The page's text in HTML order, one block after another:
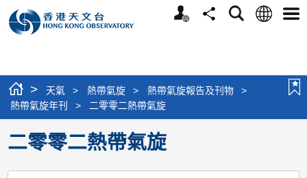
個
分
搜
語
選
> 天氣 > 熱帶氣旋 > 熱帶氣旋報告及刊物
>
熱帶氣旋年刊
> 二零零二熱帶氣旋
二零零二熱帶氣旋